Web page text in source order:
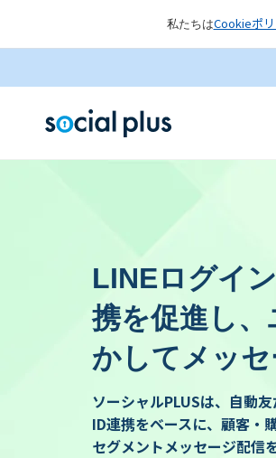
私たちはCookieポ
LINEログイ
携を促進し
かしてメッセ
ソーシャルPLUSは、自動友
ID連携をベースに、顧客・
セグメントメッセージ配信